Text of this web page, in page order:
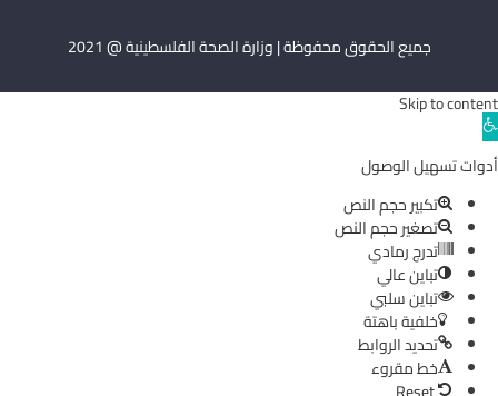
جميع الحقوق محفوظة | وزارة الصحة الفلسطينية @ 2021
Skip to content
Open
toolbar
أدوات تسهيل الوصول
تكبير حجم النص
تصغير حجم النص
تدرج رمادي
تباين عالي
تباين سلبي
خلفية باهتة
تحديد الروابط
خط مقروء